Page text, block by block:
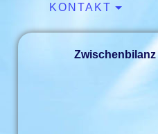
KONTAKT
Zwischenbilanz